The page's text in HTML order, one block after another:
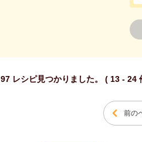
97 レシピ見つかりました。 ( 13 - 24
前の